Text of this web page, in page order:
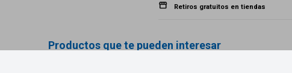
Retiros gratuitos en tiendas
Productos que te pueden interesar